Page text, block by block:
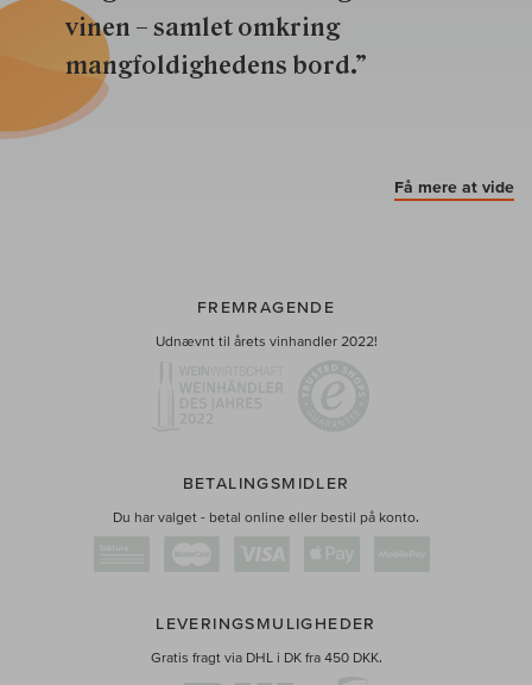
vinen – samlet omkring
mangfoldighedens bord.”
Få mere at vide
FREMRAGENDE
Udnævnt til årets vinhandler 2022!
BETALINGSMIDLER
Du har valget - betal online eller bestil på konto.
LEVERINGSMULIGHEDER
Gratis fragt via DHL i DK fra 450 DKK.